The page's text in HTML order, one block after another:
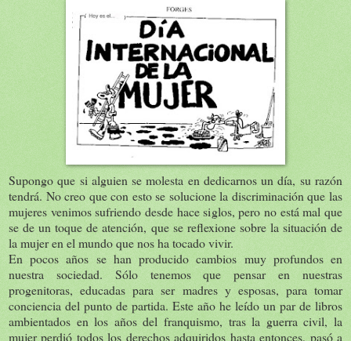
Supongo que si alguien se molesta en dedicarnos un día, su razón
tendrá. No creo que con esto se solucione la discriminación que las
mujeres venimos sufriendo desde hace siglos, pero no está mal que
se de un toque de atención, que se reflexione sobre la situación de
la mujer en el mundo que nos ha tocado vivir.
En pocos años se han producido cambios muy profundos en
nuestra sociedad. Sólo tenemos que pensar en nuestras
progenitoras, educadas para ser madres y esposas, para tomar
conciencia del punto de partida. Este año he leído un par de libros
ambientados en los años del franquismo, tras la guerra civil, la
mujer perdió todos los derechos adquiridos hasta entonces, pasó a